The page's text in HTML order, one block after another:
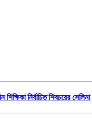
শিক্ষিকা নির্বাচিত শিবচরের সেলিনা